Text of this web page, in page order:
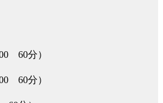
60分）
60分）